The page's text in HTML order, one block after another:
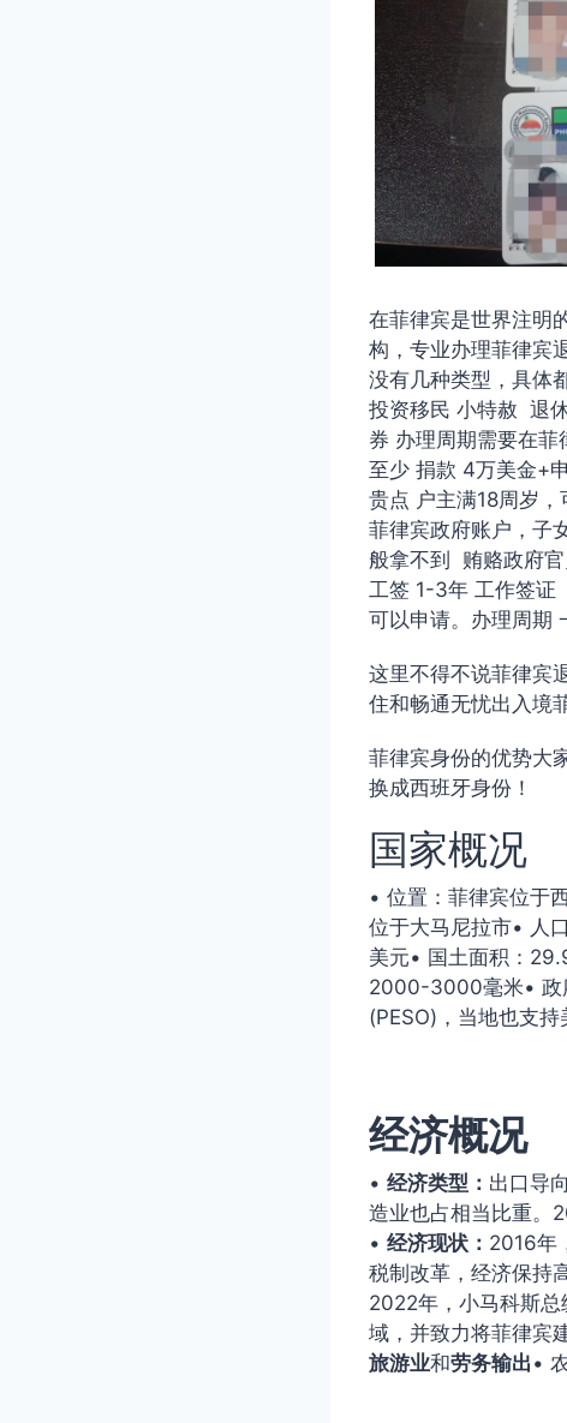
在菲律宾是世界注明
构，专业办理菲律宾
没有几种类型，具体
投资移民 小特赦 退
券 办理周期需要在
至少 捐款 4万美金+
贵点 户主满18周岁
菲律宾政府账户，子
般拿不到 贿赂政府
工签 1-3年 工作签证
可以申请。办理周期
这里不得不说菲律宾
住和畅通无忧出入境
菲律宾身份的优势大
换成西班牙身份！
国家概况
• 位置：菲律宾位于
位于大马尼拉市• 人
美元• 国土面积：
2000-3000毫米• 政
(PESO)，当地也支持
经济概况
• 经济类型： 出口导
造业也占相当比重。
• 经济现状： 2016年
税制改革，经济保持
2022年，小马科斯总
域，并致力将菲律宾
旅游业和劳务输出 •